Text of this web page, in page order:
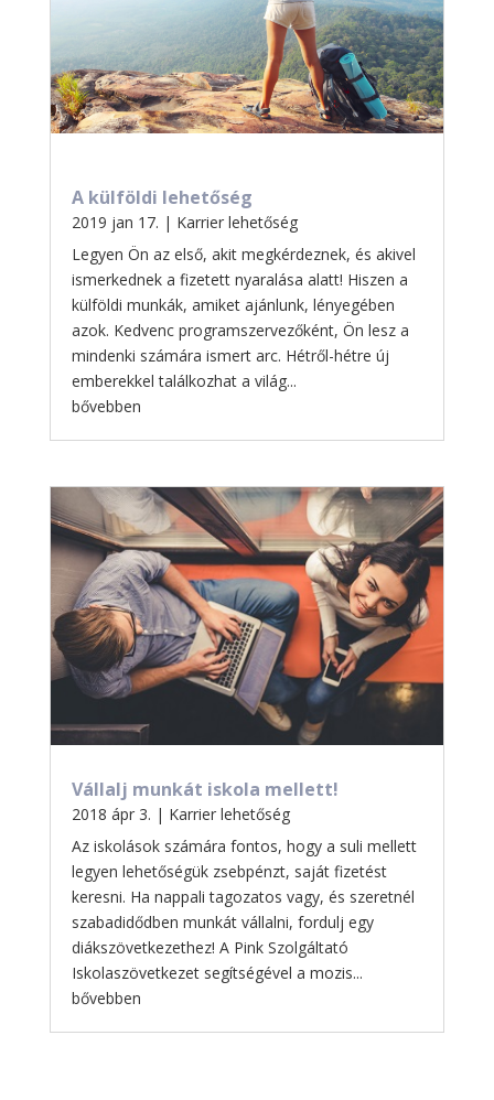
A külföldi lehetőség
2019 jan 17. | Karrier lehetőség
Legyen Ön az első, akit megkérdeznek, és akivel
ismerkednek a fizetett nyaralása alatt! Hiszen a
külföldi munkák, amiket ajánlunk, lényegében
azok. Kedvenc programszervezőként, Ön lesz a
mindenki számára ismert arc. Hétről-hétre új
emberekkel találkozhat a világ...
bővebben
Vállalj munkát iskola mellett!
2018 ápr 3. | Karrier lehetőség
Az iskolások számára fontos, hogy a suli mellett
legyen lehetőségük zsebpénzt, saját fizetést
keresni. Ha nappali tagozatos vagy, és szeretnél
szabadidődben munkát vállalni, fordulj egy
diákszövetkezethez! A Pink Szolgáltató
Iskolaszövetkezet segítségével a mozis...
bővebben